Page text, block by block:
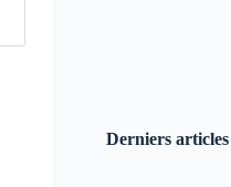
Derniers articles